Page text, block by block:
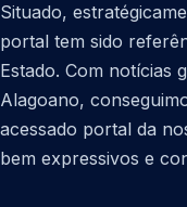
Situado,
portal tem sido
Estado. Com notícias
Alagoano,
acessado portal da
bem expressivos e